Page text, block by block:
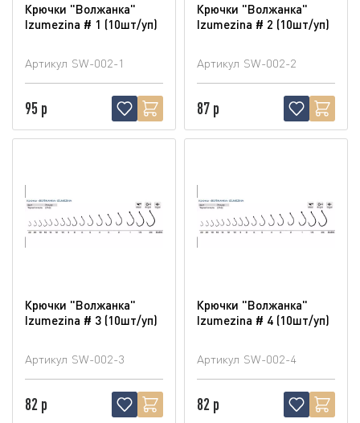
Крючки "Волжанка"
Izumezina # 1 (10шт/уп)
Артикул SW-002-1
95 р
Крючки "Волжанка"
Izumezina # 2 (10шт/уп)
Артикул SW-002-2
87 р
Крючки "Волжанка"
Izumezina # 3 (10шт/уп)
Артикул SW-002-3
82 р
Крючки "Волжанка"
Izumezina # 4 (10шт/уп)
Артикул SW-002-4
82 р